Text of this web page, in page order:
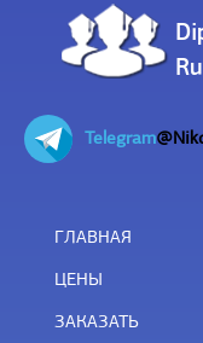
Telegram
ГЛАВНАЯ
ЦЕНЫ
ЗАКАЗАТЬ